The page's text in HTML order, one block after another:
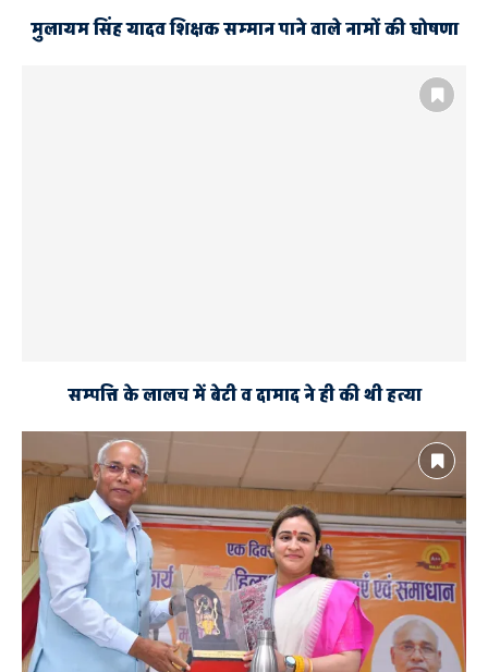
मुलायम सिंह यादव शिक्षक सम्मान पाने वाले नामों की घोषणा
सम्पत्ति के लालच में बेटी व दामाद ने ही की थी हत्या